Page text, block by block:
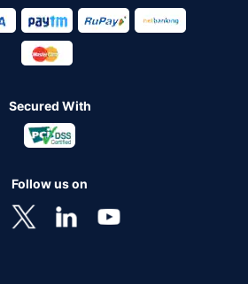
Secured With
Follow us on